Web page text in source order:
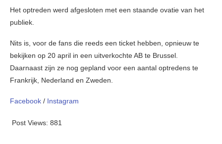
Het optreden werd afgesloten met een staande ovatie van het
publiek.
Nits is, voor de fans die reeds een ticket hebben, opnieuw te
bekijken op 20 april in een uitverkochte AB te Brussel.
Daarnaast zijn ze nog gepland voor een aantal optredens te
Frankrijk, Nederland en Zweden.
Facebook / Instagram
Post Views: 881